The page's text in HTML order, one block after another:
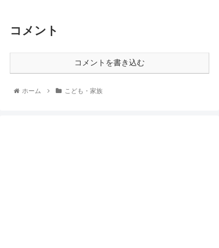
コメント
コメントを書き込む
ホーム こども・家族